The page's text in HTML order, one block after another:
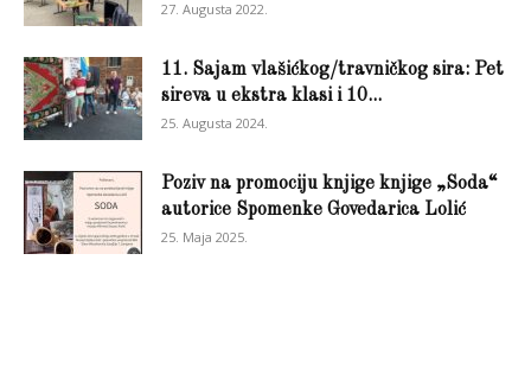
27. Augusta 2022.
11. Sajam vlašićkog/travničkog sira: Pet
sireva u ekstra klasi i 10...
25. Augusta 2024.
Poziv na promociju knjige knjige „Soda“
autorice Spomenke Govedarica Lolić
25. Maja 2025.